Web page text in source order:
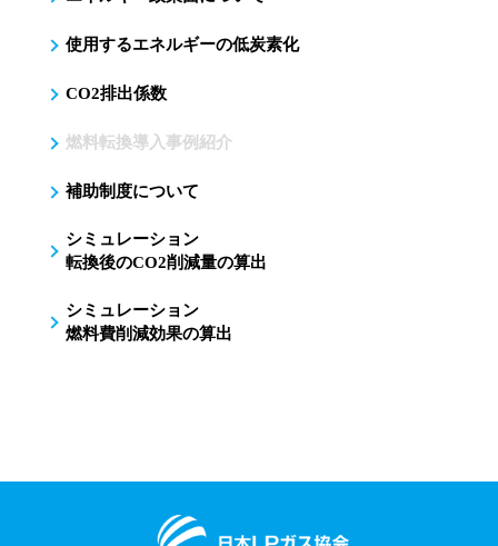
使用するエネルギーの低炭素化
CO2排出係数
燃料転換導入事例紹介
補助制度について
シミュレーション
転換後のCO2削減量の算出
シミュレーション
燃料費削減効果の算出